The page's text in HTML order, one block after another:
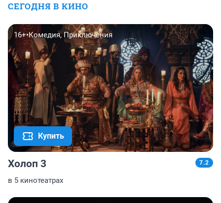
СЕГОДНЯ В КИНО
16+•Комедия, Приключения
Купить
Холоп 3 7.2
в 5 кинотеатрах